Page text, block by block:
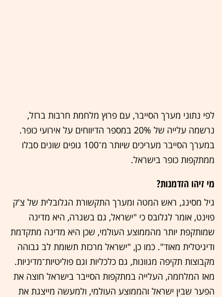
לפי נתוני מערך הסייבר, עם פרוץ מלחמת חרבות ברזל,
נרשמה עלייה של 20% במספר הדיווחים על אירועי כופר.
במערך הסייבר מעריכים שיותר מ־100 גופים שונים סבלו
ממתקפות כופר בישראל.
מי זיהו הזדמנות?
גיל מסינג, ראש המטה ומערך התקשורת הגלובלית של צ'ק
פוינט, אומר לגלובס כי "ישראל, גם בשגרה, היא מדינה
שמותקפת יותר מהממוצע העולמי, שכן היא מדינה מתקדמת
ודיגיטלית מאוד". כמו כן, "ישראל מרכזת תשומת לב גבוהה
מקבוצות תקיפה מגוונות, גם כלכליות וגם פוליטיות־מדיניות.
מאז המלחמה, העלייה במתקפות הסייבר בישראל חוצה את
הפער שבין ישראל והממוצע העולמי, ולמעשה מייצגת את